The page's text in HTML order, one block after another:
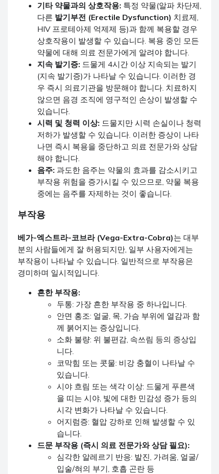
기타 약물과의 상호작용: 특정 약물(알파 차단제,
다른 발기부전 (Erectile Dysfunction) 치료제,
HIV 프로테아제 억제제 등)과 함께 복용할 경우
상호작용이 발생할 수 있습니다. 복용 중인 모든
약물에 대해 의료 전문가에게 알려야 합니다.
지속 발기증: 드물게 4시간 이상 지속되는 발기
(지속 발기증)가 나타날 수 있습니다. 이러한 경
우 즉시 의료기관을 방문해야 합니다. 치료하지
않으면 음경 조직에 영구적인 손상이 발생할 수
있습니다.
시력 및 청력 이상: 드물지만 시력 손실이나 청력
저하가 발생할 수 있습니다. 이러한 증상이 나타
나면 즉시 복용을 중단하고 의료 전문가와 상담
해야 합니다.
음주: 과도한 음주는 약물의 효과를 감소시키고
부작용 위험을 증가시킬 수 있으므로, 약물 복용
중에는 음주를 자제하는 것이 좋습니다.
부작용
베가-엑스트라-코브라 (Vega-Extra-Cobra)는 대부
분의 사람들에게 잘 허용되지만, 일부 사용자에게는
부작용이 나타날 수 있습니다. 일반적으로 부작용은
경미하며 일시적입니다.
흔한 부작용:
두통: 가장 흔한 부작용 중 하나입니다.
안면 홍조: 얼굴, 목, 가슴 부위에 열감과 함
께 붉어지는 증상입니다.
소화 불량: 위 불편감, 속쓰림 등의 증상입
니다.
코막힘 또는 콧물: 비강 충혈이 나타날 수
있습니다.
시야 흐림 또는 색각 이상: 드물게 푸른색
을 띠는 시야, 빛에 대한 민감성 증가 등의
시각 변화가 나타날 수 있습니다.
어지럼증: 혈압 강하로 인해 발생할 수 있
습니다.
드문 부작용 (즉시 의료 전문가와 상담 필요):
심각한 알레르기 반응: 발진, 가려움, 얼굴/
입술/혀의 부기, 호흡 곤란 등